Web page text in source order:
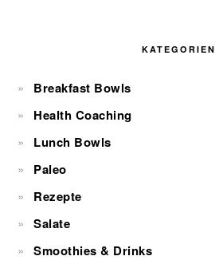
KATEGORIEN
Breakfast Bowls
Health Coaching
Lunch Bowls
Paleo
Rezepte
Salate
Smoothies & Drinks